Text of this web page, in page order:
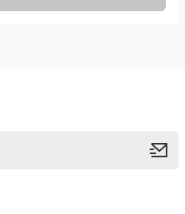
görüntülenemiyor.